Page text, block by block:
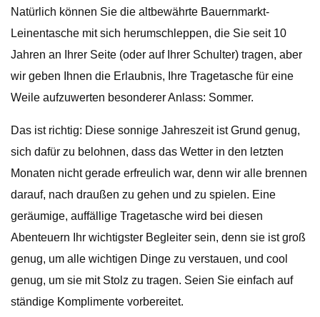
Natürlich können Sie die altbewährte Bauernmarkt-
Leinentasche mit sich herumschleppen, die Sie seit 10
Jahren an Ihrer Seite (oder auf Ihrer Schulter) tragen, aber
wir geben Ihnen die Erlaubnis, Ihre Tragetasche für eine
Weile aufzuwerten besonderer Anlass: Sommer.
Das ist richtig: Diese sonnige Jahreszeit ist Grund genug,
sich dafür zu belohnen, dass das Wetter in den letzten
Monaten nicht gerade erfreulich war, denn wir alle brennen
darauf, nach draußen zu gehen und zu spielen. Eine
geräumige, auffällige Tragetasche wird bei diesen
Abenteuern Ihr wichtigster Begleiter sein, denn sie ist groß
genug, um alle wichtigen Dinge zu verstauen, und cool
genug, um sie mit Stolz zu tragen. Seien Sie einfach auf
ständige Komplimente vorbereitet.